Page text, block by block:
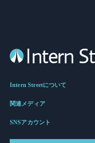
Intern Streetについて
関連メディア
SNSアカウント